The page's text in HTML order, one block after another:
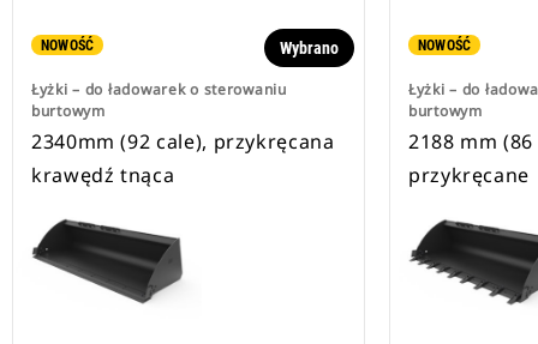
NOWOŚĆ
Łyżki – do ładowarek o sterowaniu
burtowym
Wybrano
2340mm (92 cale), przykręcana
krawędź tnąca
NOWOŚĆ
Łyżki – do
burtowym
2188 mm
przykręcane